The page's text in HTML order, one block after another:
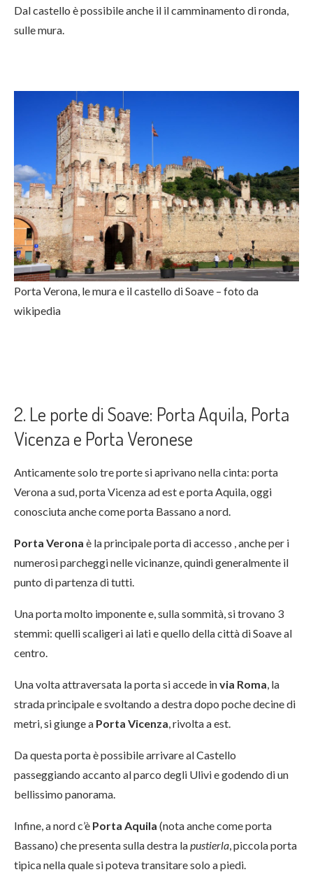
Dal castello è possibile anche il il camminamento di ronda,
sulle mura.
Porta Verona, le mura e il castello di Soave – foto da
wikipedia
2. Le porte di Soave: Porta Aquila, Porta
Vicenza e Porta Veronese
Anticamente solo tre porte si aprivano nella cinta: porta
Verona a sud, porta Vicenza ad est e porta Aquila, oggi
conosciuta anche come porta Bassano a nord.
Porta Verona è la principale porta di accesso , anche per i
numerosi parcheggi nelle vicinanze, quindi generalmente il
punto di partenza di tutti.
Una porta molto imponente e, sulla sommità, si trovano 3
stemmi: quelli scaligeri ai lati e quello della città di Soave al
centro.
Una volta attraversata la porta si accede invia Roma , la
strada principale e svoltando a destra dopo poche decine di
metri, si giunge a Porta Vicenza , rivolta a est.
Da questa porta è possibile arrivare al Castello
passeggiando accanto al parco degli Ulivi e godendo di un
bellissimo panorama.
Infine, a nord c’è Porta Aquila (nota anche come porta
Bassano) che presenta sulla destra lapustierla , piccola porta
tipica nella quale si poteva transitare solo a piedi.